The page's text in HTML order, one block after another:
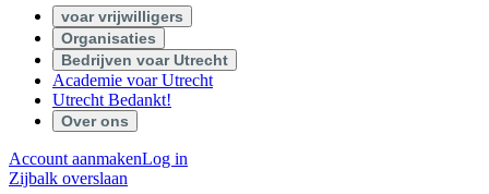
voar vrijwilligers
Organisaties
Bedrijven voar Utrecht
Academie voar Utrecht
Utrecht Bedankt!
Over ons
Account aanmakenLog in
Zijbalk overslaan